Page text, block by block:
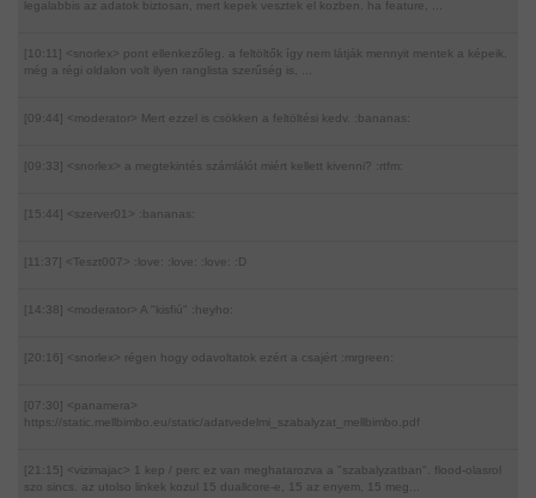
legalabbis az adatok biztosan, mert kepek vesztek el kozben. ha feature, ...
[10:11] <snorlex> pont ellenkezőleg. a feltöltők így nem látják mennyit mentek a képeik.
még a régi oldalon volt ilyen ranglista szerűség is, ...
[09:44] <moderator> Mert ezzel is csökken a feltöltési kedv. :bananas:
[09:33] <snorlex> a megtekintés számlálót miért kellett kivenni? :rtfm:
[15:44] <szerver01> :bananas:
[11:37] <Teszt007> :love: :love: :love: :D
[14:38] <moderator> A "kisfiú" :heyho:
[20:16] <snorlex> régen hogy odavoltatok ezért a csajért :mrgreen:
[07:30] <panamera>
https://static.mellbimbo.eu/static/adatvedelmi_szabalyzat_mellbimbo.pdf
[21:15] <vizimajac> 1 kep / perc ez van meghatarozva a "szabalyzatban". flood-olasrol
szo sincs. az utolso linkek kozul 15 duallcore-e, 15 az enyem, 15 meg...